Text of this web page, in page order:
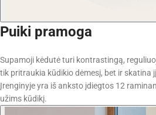
Puiki pramoga
Supamoji kėdutė turi kontrastingą,
tik pritraukia kūdikio dėmesį, bet ir skatina
Įrenginyje yra iš anksto įdiegtos 12
užims kūdikį.